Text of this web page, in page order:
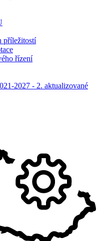
příležitostí
řízení
2027 - 2. aktualizované